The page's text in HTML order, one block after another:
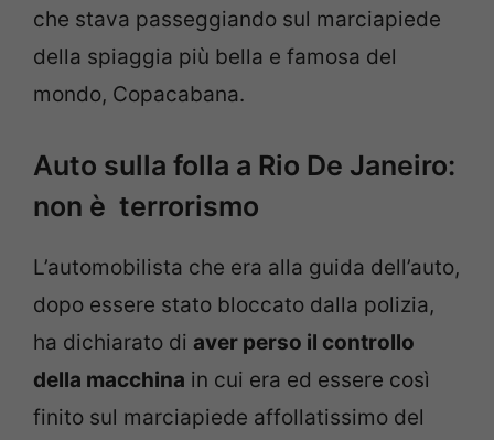
che stava passeggiando sul marciapiede
della spiaggia più bella e famosa del
mondo, Copacabana.
Auto sulla folla a Rio De Janeiro:
non è terrorismo
L’automobilista che era alla guida dell’auto,
dopo essere stato bloccato dalla polizia,
ha dichiarato di aver perso il controllo
della macchina in cui era ed essere così
finito sul marciapiede affollatissimo del